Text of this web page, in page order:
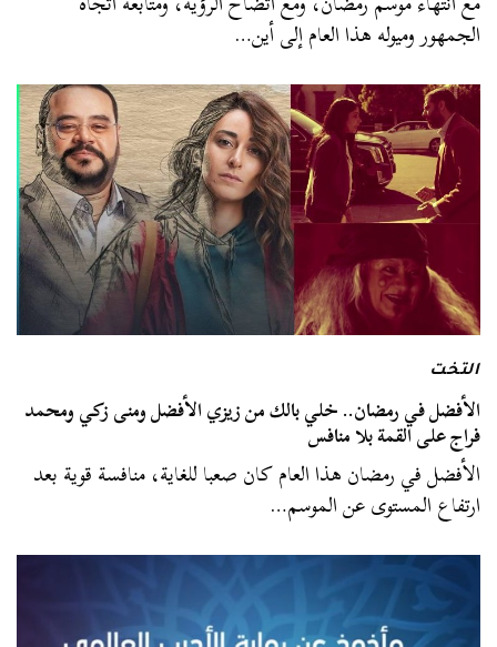
الجمهور وميوله هذا العام إلى أين…
التخت
الأفضل في رمضان.. خلي بالك من زيزي الأفضل ومنى زكي ومحمد
فراج على القمة بلا منافس
الأفضل في رمضان هذا العام كان صعبا للغاية، منافسة قوية بعد
ارتفاع المستوى عن الموسم…